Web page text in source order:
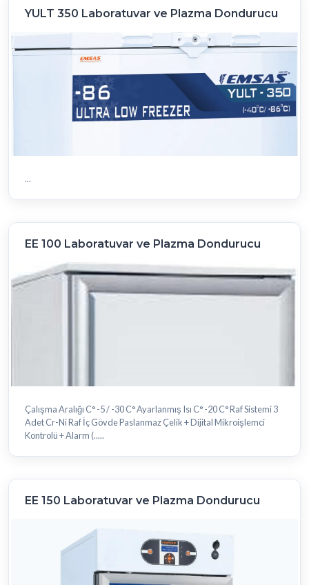
YULT 350 Laboratuvar ve Plazma Dondurucu
...
EE 100 Laboratuvar ve Plazma Dondurucu
Çalışma Aralığı C° -5 / -30 C° Ayarlanmış Isı C° -20 C° Raf Sistemi 3
Adet Cr-Ni Raf İç Gövde Paslanmaz Çelik + Dijital Mikroişlemci
Kontrolü + Alarm (.....
EE 150 Laboratuvar ve Plazma Dondurucu